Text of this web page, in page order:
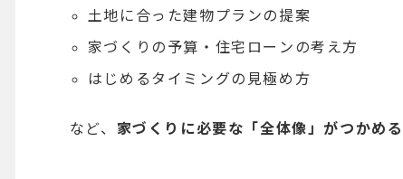
土地に合った建物プランの提案
家づくりの予算・住宅ローンの考え方
はじめるタイミングの見極め方
など、 家づくりに必要な「全体像」がつかめる